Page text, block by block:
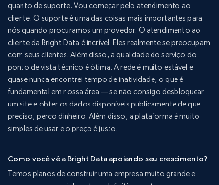
quanto de suporte. Vou começar pelo atendimento ao
cliente. O suporte é uma das coisas mais importantes para
nós quando procuramos um provedor. O atendimento ao
cliente da Bright Data é incrível. Eles realmente se preocupam
com seus clientes. Além disso, a qualidade do serviço do
ponto de vista técnico é ótima. A rede é muito estável e
quase nunca encontrei tempo de inatividade, o que é
fundamental em nossa área — se não consigo desbloquear
um site e obter os dados disponíveis publicamente de que
preciso, perco dinheiro. Além disso, a plataforma é muito
simples de usar e o preço é justo.
Como você vê a Bright Data apoiando seu crescimento?
Temos planos de construir uma empresa muito grande e